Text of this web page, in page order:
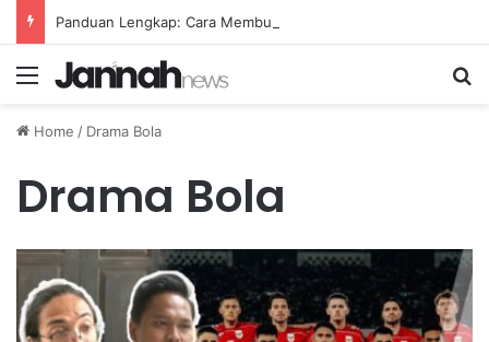
Menu
Home / Drama Bola
Drama Bola